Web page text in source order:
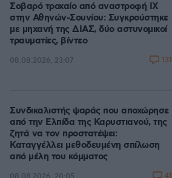
Σοβαρό τροχαίο από αναστροφή ΙΧ
στην Αθηνών-Σουνίου: Συγκρούστηκε
με μηχανή της ΔΙΑΣ, δύο αστυνομικοί
τραυματίες, βίντεο
08.08.2026, 23:07 131
Συνδικαλιστής ψαράς που αποχώρησε
από την Ελπίδα της Καρυστιανού, της
ζητά να τον προστατέψει:
Καταγγέλλει μεθοδευμένη σπίλωση
από μέλη του κόμματος
08.08.2026, 20:05 41